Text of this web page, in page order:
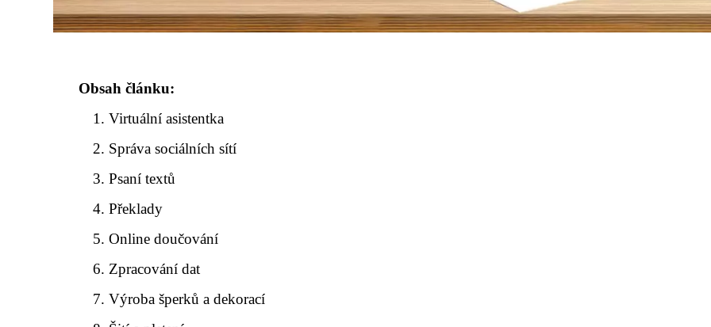
Obsah článku:
Virtuální asistentka
Správa sociálních sítí
Psaní textů
Překlady
Online doučování
Zpracování dat
Výroba šperků a dekorací